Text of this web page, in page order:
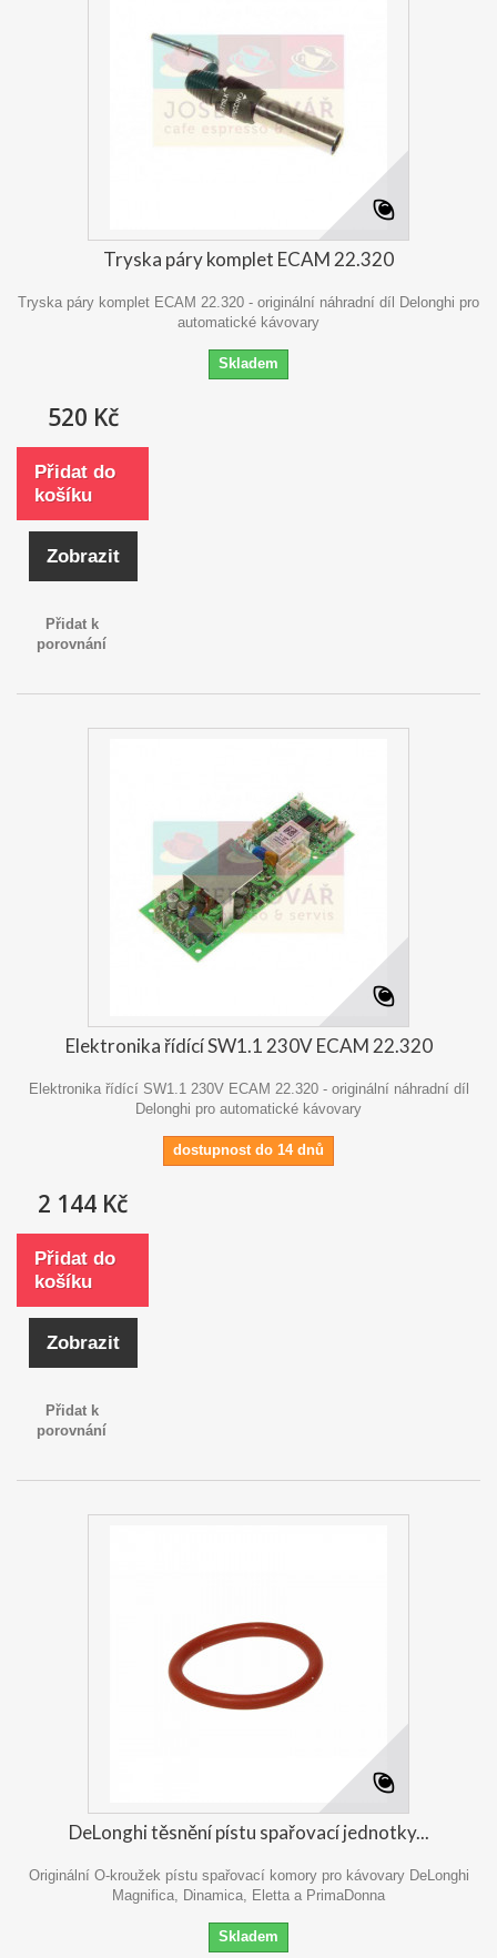
Tryska páry komplet ECAM 22.320
Tryska páry komplet ECAM 22.320 - originální náhradní díl Delonghi pro
automatické kávovary
Skladem
520 Kč
Přidat do
košíku
Zobrazit
Přidat k
porovnání
Elektronika řídící SW1.1 230V ECAM 22.320
Elektronika řídící SW1.1 230V ECAM 22.320 - originální náhradní díl
Delonghi pro automatické kávovary
dostupnost do 14 dnů
2 144 Kč
Přidat do
košíku
Zobrazit
Přidat k
porovnání
DeLonghi těsnění pístu spařovací jednotky...
Originální O-kroužek pístu spařovací komory pro kávovary DeLonghi
Magnifica, Dinamica, Eletta a PrimaDonna
Skladem